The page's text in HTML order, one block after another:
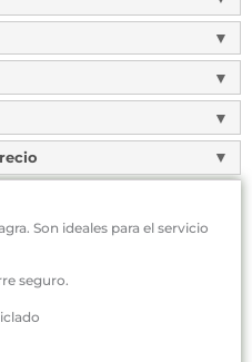
Son ideales para el servicio
seguro.